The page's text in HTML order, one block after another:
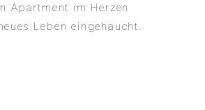
Apartment im Herzen
Leben eingehaucht.